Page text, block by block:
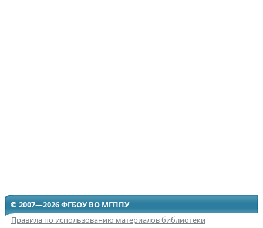
© 2007—2026 ФГБОУ ВО МГППУ
Правила по использованию материалов библиотеки